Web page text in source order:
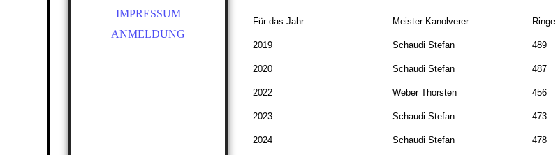
IMPRESSUM
ANMELDUNG
Für das Jahr Meister Kanolverer Ringe
2019 Schaudi Stefan 489
2020 Schaudi Stefan 487
2022 Weber Thorsten 456
2023 Schaudi Stefan 473
2024 Schaudi Stefan 478